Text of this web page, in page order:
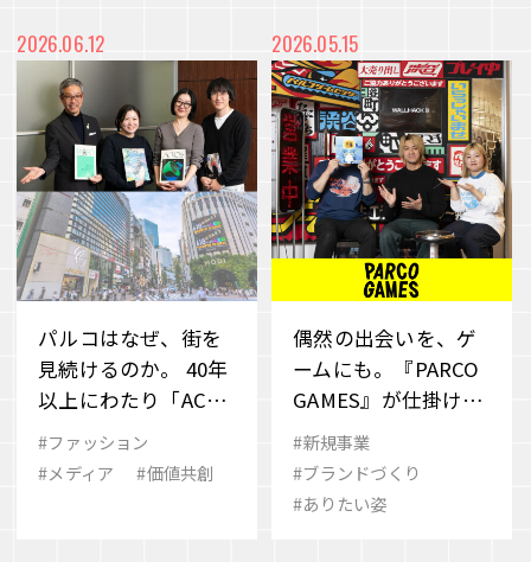
2026.06.12
パルコはなぜ、街を
見続けるのか。 40年
以上にわたり「ACRO
SS」が捉え続けてき
た、変化の“兆し”と
#ファッション
#メディア
#価値共創
2026.05.15
偶然の出会いを、ゲ
ームにも。『PARCO
GAMES』が仕掛ける
新しいパブリッシン
グのかたち
#新規事業
#ブランドづくり
#ありたい姿